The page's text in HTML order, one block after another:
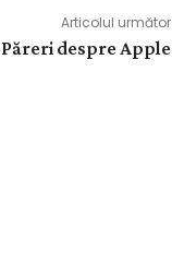
Articolul următor
Păreri despre Apple